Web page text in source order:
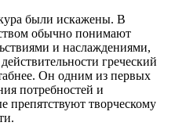
были искажены. В
обычно понимают
и наслаждениями,
греческий
Он одним из первых
потребностей и
препятствуют творческому